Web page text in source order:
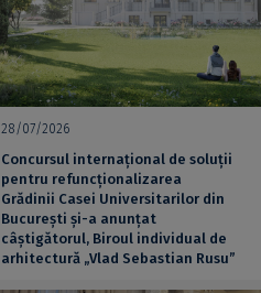
28/07/2026
Concursul internațional de soluții
pentru refuncționalizarea
Grădinii Casei Universitarilor din
București și-a anunțat
câștigătorul, Biroul individual de
arhitectură „Vlad Sebastian Rusu”